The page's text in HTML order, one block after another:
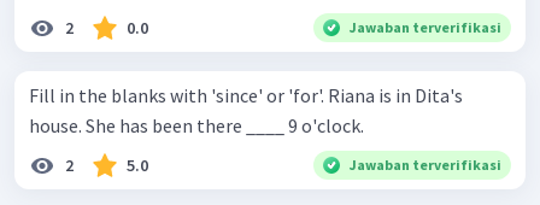
2 0.0 Jawaban terverifikasi
Fill in the blanks with 'since' or 'for'. Riana is in Dita's
house. She has been there ____ 9 o'clock.
2 5.0 Jawaban terverifikasi